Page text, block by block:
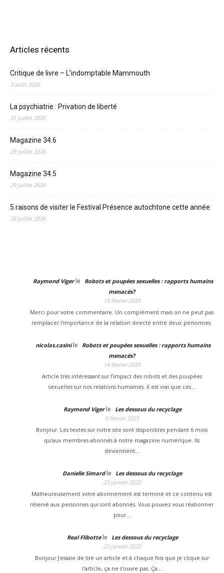
Articles récents
Critique de livre – L’indomptable Mammouth
3 août 2026
La psychiatrie : Privation de liberté
31 juillet 2026
Magazine 34.6
29 juillet 2026
Magazine 34.5
29 juillet 2026
5 raisons de visiter le Festival Présence autochtone cette année
28 juillet 2026
Raymond Vigerle
Robots et poupées sexuelles : rapports humains
menacés?
19 février 2025
Merci pour votre commentaire. Un complément mais on ne peut pas
remplacer l'importance de la relation directe entre deux personnes.
nicolas.casinile
Robots et poupées sexuelles : rapports humains
menacés?
14 février 2025
Article très intéressant sur l’impact des robots et des poupées
sexuelles sur nos relations humaines. Il est vrai que ces…
Raymond Vigerle
Les dessous du recyclage
9 février 2025
Bonjour. Les textes sur notre site sont disponibles pendant 6 mois
qu'aux membres abonnés à notre magazine numérique. Ils
deviennent…
Danielle Simardle
Les dessous du recyclage
23 janvier 2025
Malheureusement votre abonnement est terminé et ce contenu est
réservé aux personnes qui sont abonnés. Vous pouvez vous réabonner
pour…
Real Flibottele
Les dessous du recyclage
22 janvier 2025
Bonjour J'essaie de lire un article et à chaque fois que je clique sur
l'article, ça ne s'ouvre pas. Ça…